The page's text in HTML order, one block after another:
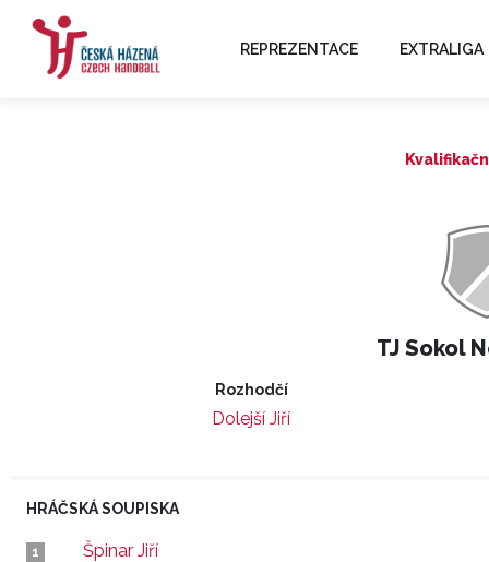
REPREZENTACE EXTRALIGA
TJ Sokol
Rozhodčí
Dolejší Jiří
HRÁČSKÁ SOUPISKA
1 Špinar Jiří